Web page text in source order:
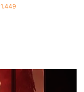
1.449